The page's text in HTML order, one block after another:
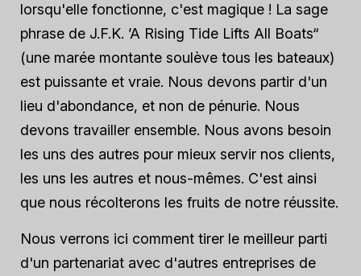
lorsqu'elle fonctionne, c'est magique ! La sage
phrase de J.F.K. ’A Rising Tide Lifts All Boats“
(une marée montante soulève tous les bateaux)
est puissante et vraie. Nous devons partir d'un
lieu d'abondance, et non de pénurie. Nous
devons travailler ensemble. Nous avons besoin
les uns des autres pour mieux servir nos clients,
les uns les autres et nous-mêmes. C'est ainsi
que nous récolterons les fruits de notre réussite.
Nous verrons ici comment tirer le meilleur parti
d'un partenariat avec d'autres entreprises de